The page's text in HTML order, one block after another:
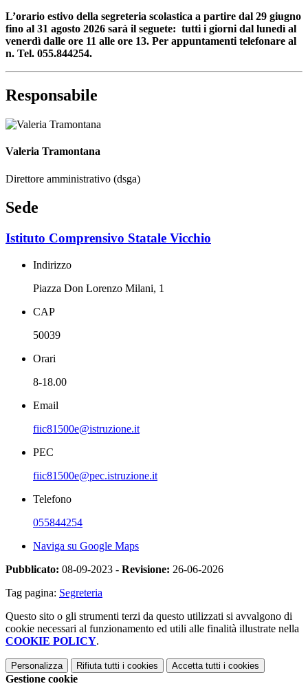
L’orario estivo della segreteria scolastica a partire dal 29 giugno
fino al 31 agosto 2026 sarà il seguete: tutti i giorni dal lunedì al
venerdì dalle ore 11 alle ore 13. Per appuntamenti telefonare al
n. Tel. 055.844254.
Responsabile
Valeria Tramontana
Direttore amministrativo (dsga)
Sede
Istituto Comprensivo Statale Vicchio
Indirizzo
Piazza Don Lorenzo Milani, 1
CAP
50039
Orari
8-18.00
Email
fiic81500e@istruzione.it
PEC
fiic81500e@pec.istruzione.it
Telefono
055844254
Naviga su Google Maps
Pubblicato: 08-09-2023 - Revisione: 26-06-2026
Tag pagina: Segreteria
Questo sito o gli strumenti terzi da questo utilizzati si avvalgono di
cookie necessari al funzionamento ed utili alle finalità illustrate nella
COOKIE POLICY.
Personalizza Rifiuta tutti i cookies Accetta tutti i cookies
Gestione cookie